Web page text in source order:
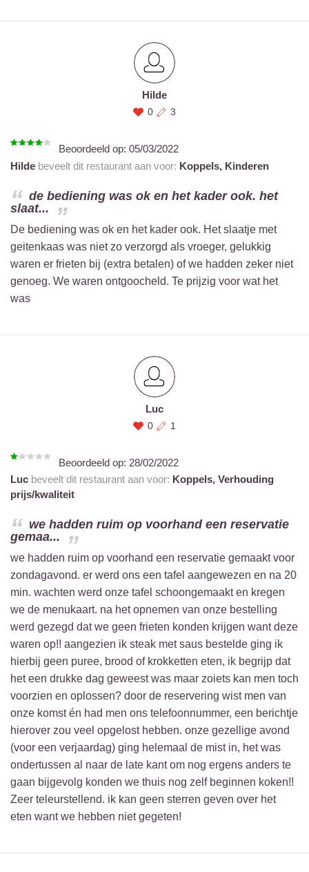
Hilde
0 3
Beoordeeld op: 05/03/2022
Hilde beveelt dit restaurant aan voor: Koppels, Kinderen
de bediening was ok en het kader ook. het
slaat...
De bediening was ok en het kader ook. Het slaatje met
geitenkaas was niet zo verzorgd als vroeger, gelukkig
waren er frieten bij (extra betalen) of we hadden zeker niet
genoeg. We waren ontgoocheld. Te prijzig voor wat het
was
Luc
0 1
Beoordeeld op: 28/02/2022
Luc beveelt dit restaurant aan voor: Koppels, Verhouding
prijs/kwaliteit
we hadden ruim op voorhand een reservatie
gemaa...
we hadden ruim op voorhand een reservatie gemaakt voor
zondagavond. er werd ons een tafel aangewezen en na 20
min. wachten werd onze tafel schoongemaakt en kregen
we de menukaart. na het opnemen van onze bestelling
werd gezegd dat we geen frieten konden krijgen want deze
waren op!! aangezien ik steak met saus bestelde ging ik
hierbij geen puree, brood of krokketten eten, ik begrijp dat
het een drukke dag geweest was maar zoiets kan men toch
voorzien en oplossen? door de reservering wist men van
onze komst én had men ons telefoonnummer, een berichtje
hierover zou veel opgelost hebben. onze gezellige avond
(voor een verjaardag) ging helemaal de mist in, het was
ondertussen al naar de late kant om nog ergens anders te
gaan bijgevolg konden we thuis nog zelf beginnen koken!!
Zeer teleurstellend. ik kan geen sterren geven over het
eten want we hebben niet gegeten!